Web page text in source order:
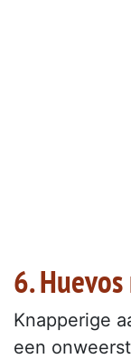
6.
Knapperige
een